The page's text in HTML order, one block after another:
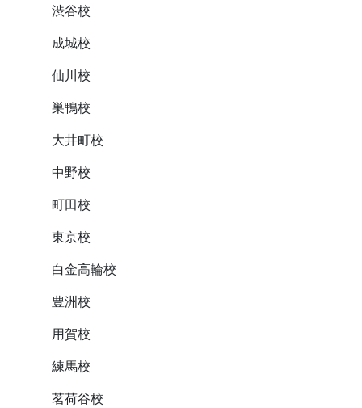
渋谷校
成城校
仙川校
巣鴨校
大井町校
中野校
町田校
東京校
白金高輪校
豊洲校
用賀校
練馬校
茗荷谷校